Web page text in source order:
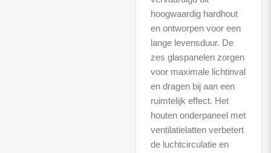
hoogwaardig hardhout
en ontworpen voor een
lange levensduur. De
zes glaspanelen zorgen
voor maximale lichtinval
en dragen bij aan een
ruimtelijk effect. Het
houten onderpaneel met
ventilatielatten verbetert
de luchtcirculatie en